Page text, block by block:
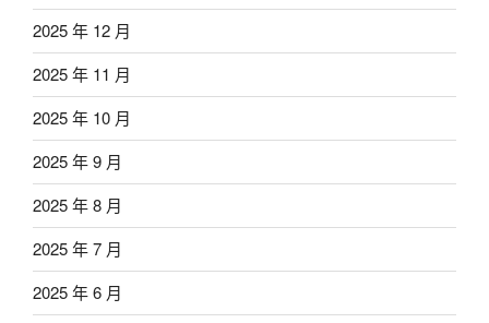
2025 年 12 月
2025 年 11 月
2025 年 10 月
2025 年 9 月
2025 年 8 月
2025 年 7 月
2025 年 6 月